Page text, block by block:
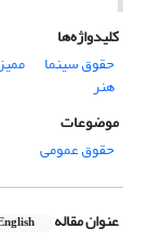
کلیدواژه‌ها
حقوق سینما
هنر
موضوعات
حقوق عمومی
عنوان مقاله